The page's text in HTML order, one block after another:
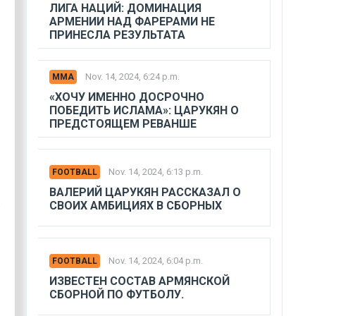
ЛИГА НАЦИЙ: ДОМИНАЦИЯ
АРМЕНИИ НАД ФАРЕРАМИ НЕ
ПРИНЕСЛА РЕЗУЛЬТАТА
MMA Nov. 14, 2024, 6:24 p.m.
«ХОЧУ ИМЕННО ДОСРОЧНО
ПОБЕДИТЬ ИСЛАМА»: ЦАРУКЯН О
ПРЕДСТОЯЩЕМ РЕВАНШЕ
FOOTBALL Nov. 14, 2024, 6:13 p.m.
ВАЛЕРИЙ ЦАРУКЯН РАССКАЗАЛ О
СВОИХ АМБИЦИЯХ В СБОРНЫХ
FOOTBALL Nov. 14, 2024, 6:04 p.m.
ИЗВЕСТЕН СОСТАВ АРМЯНСКОЙ
СБОРНОЙ ПО ФУТБОЛУ.